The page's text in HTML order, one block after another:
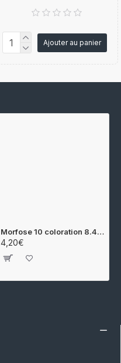
Ajouter au panier
Morfose 10 coloration 8.44 100ml
4,20€